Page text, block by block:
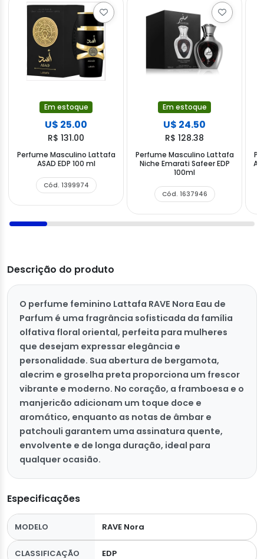
Em estoque
U$ 25.00
R$ 131.00
Perfume Masculino Lattafa
ASAD EDP 100 ml
Cód. 1399974
Em estoque
U$ 24.50
R$ 128.38
Perfume Masculino Lattafa
Niche Emarati Safeer EDP
100ml
Cód. 1637946
Al
Descrição do produto
O perfume feminino Lattafa RAVE Nora Eau de
Parfum é uma fragrância sofisticada da família
olfativa floral oriental, perfeita para mulheres
que desejam expressar elegância e
personalidade. Sua abertura de bergamota,
alecrim e groselha preta proporciona um frescor
vibrante e moderno. No coração, a framboesa e o
manjericão adicionam um toque doce e
aromático, enquanto as notas de âmbar e
patchouli garantem uma assinatura quente,
envolvente e de longa duração, ideal para
qualquer ocasião.
Especificações
MODELO RAVE Nora
CLASSIFICAÇÃO EDP